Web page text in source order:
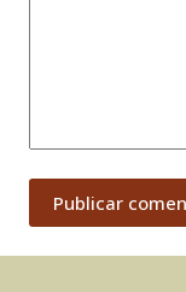
Publicar